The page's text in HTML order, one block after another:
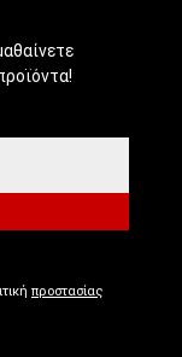
προστασίας